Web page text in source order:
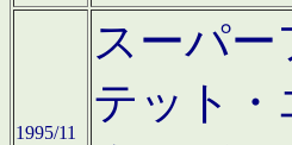
1995/11
スーパ
テット